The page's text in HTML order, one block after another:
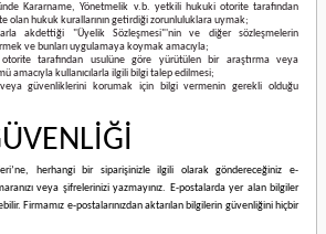
Kararname, Yönetmelik v.b. yetkili hukuki otorite tarafından
olan hukuk kurallarının getirdiği zorunluluklara uymak;
akdettiği "Üyelik Sözleşmesi"'nin ve diğer sözleşmelerin
ve bunları uygulamaya koymak amacıyla;
tarafından usulüne göre yürütülen bir araştırma veya
amacıyla kullanıcılarla ilgili bilgi talep edilmesi;
veya güvenliklerini korumak için bilgi vermenin gerekli olduğu
herhangi bir siparişinizle ilgili olarak göndereceğiniz e-
veya şifrelerinizi yazmayınız. E-postalarda yer alan bilgiler
Firmamız e-postalarınızdan aktarılan bilgilerin güvenliğini hiçbir